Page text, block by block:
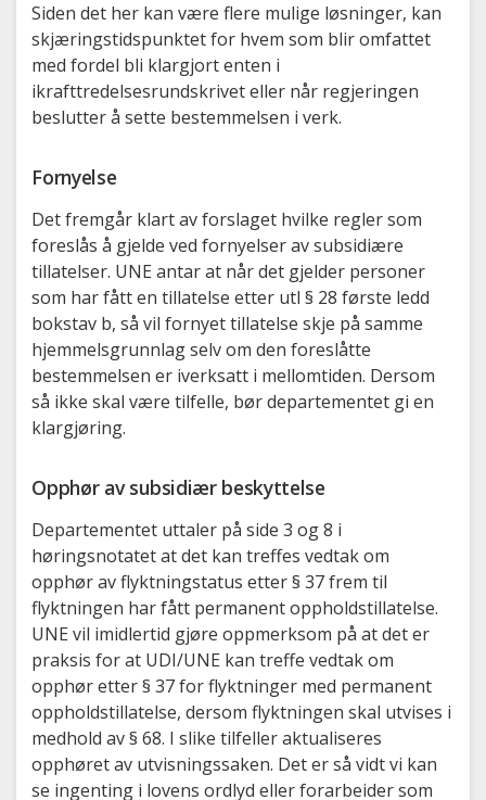
Siden det her kan være flere mulige løsninger, kan
skjæringstidspunktet for hvem som blir omfattet
med fordel bli klargjort enten i
ikrafttredelsesrundskrivet eller når regjeringen
beslutter å sette bestemmelsen i verk.
Fornyelse
Det fremgår klart av forslaget hvilke regler som
foreslås å gjelde ved fornyelser av subsidiære
tillatelser. UNE antar at når det gjelder personer
som har fått en tillatelse etter utl § 28 første ledd
bokstav b, så vil fornyet tillatelse skje på samme
hjemmelsgrunnlag selv om den foreslåtte
bestemmelsen er iverksatt i mellomtiden. Dersom
så ikke skal være tilfelle, bør departementet gi en
klargjøring.
Opphør av subsidiær beskyttelse
Departementet uttaler på side 3 og 8 i
høringsnotatet at det kan treffes vedtak om
opphør av flyktningstatus etter § 37 frem til
flyktningen har fått permanent oppholdstillatelse.
UNE vil imidlertid gjøre oppmerksom på at det er
praksis for at UDI/UNE kan treffe vedtak om
opphør etter § 37 for flyktninger med permanent
oppholdstillatelse, dersom flyktningen skal utvises i
medhold av § 68. I slike tilfeller aktualiseres
opphøret av utvisningssaken. Det er så vidt vi kan
se ingenting i lovens ordlyd eller forarbeider som